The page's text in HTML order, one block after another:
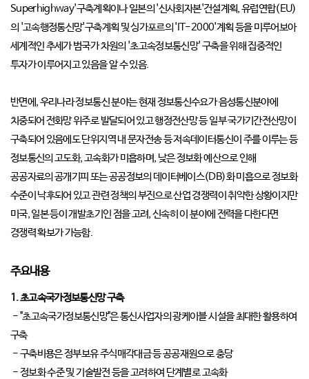
Superhighway'구축계획이나 일본의 '신사회자본'건설계획, 유럽연합(EU)
의 '고속행정통신망'구축계획 및 싱가포르의 'IT-2000'계획 등을 미루어보아
세계적인 추세가 범국가 차원의 '초고속정보통신망' 구축을 위해 집중적인
투자가 이루어지고 있음을 알 수 있음.
반면에, 우리나라 정보통신 분야는 현재 정보통신수요가 음성통신분야에
치중되어 전화망 위주로 발달되어 있고 행정전산망 등 일부 국가기간전산망이
구축되어 있음에도 단위지역 내 문자전송 등 저속데이터통신이 주를 이루는 등
정보통신의 고도화, 고속화가 미흡하며, 낮은 정보화 예산으로 인해
공공자료의 공개기피 또는 공공정보의 데이터베이스(DB)화 미흡으로 정보화
수준이 낙후되어 있고 관련 정책의 부진으로 산업 경쟁력이 취약한 상황이지만
미국, 일본 등이 개발초기인 점을 고려, 신속히 이 분야에 전력을 다한다면
경쟁력 확보가 가능함.
주요내용
1. 초고속국가정보통신망 구축
- "초고속국가정보통신망"은 통신사업자의 광케이블 시설을 최대한 활용하여
구축
- 구축비용은 정부보유 주식매각대금 등 공공재원으로 충당
- 정보화 수준 및 기술발전 등을 고려하여 단계별로 고속화